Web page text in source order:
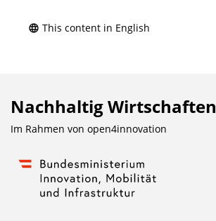
This content in English
Nachhaltig Wirtschaften
Im Rahmen von open4innovation